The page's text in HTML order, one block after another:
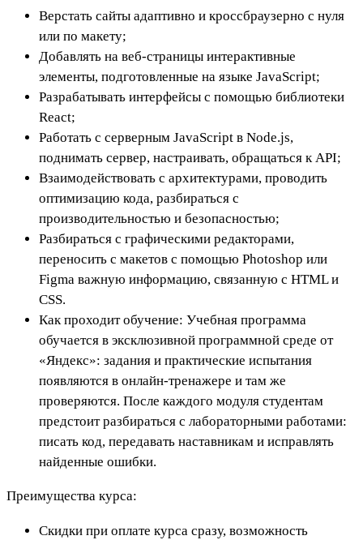
Верстать сайты адаптивно и кроссбраузерно с нуля
или по макету;
Добавлять на веб-страницы интерактивные
элементы, подготовленные на языке JavaScript;
Разрабатывать интерфейсы с помощью библиотеки
React;
Работать с серверным JavaScript в Node.js,
поднимать сервер, настраивать, обращаться к API;
Взаимодействовать с архитектурами, проводить
оптимизацию кода, разбираться с
производительностью и безопасностью;
Разбираться с графическими редакторами,
переносить с макетов с помощью Photoshop или
Figma важную информацию, связанную с HTML и
CSS.
Как проходит обучение: Учебная программа
обучается в эксклюзивной программной среде от
«Яндекс»: задания и практические испытания
появляются в онлайн-тренажере и там же
проверяются. После каждого модуля студентам
предстоит разбираться с лабораторными работами:
писать код, передавать наставникам и исправлять
найденные ошибки.
Преимущества курса:
Скидки при оплате курса сразу, возможность